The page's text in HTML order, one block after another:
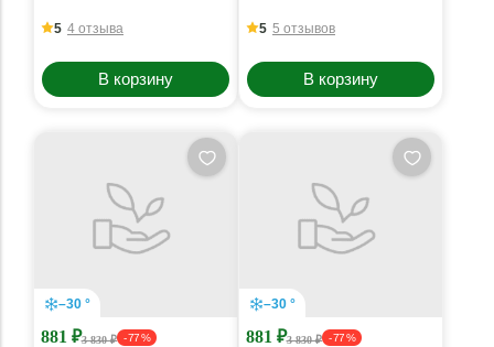
5 4 отзыва
В корзину
5 5 отзывов
В корзину
–30 °
881 ₽3 830 ₽ - 77 %
–30 °
881 ₽3 830 ₽ - 77 %